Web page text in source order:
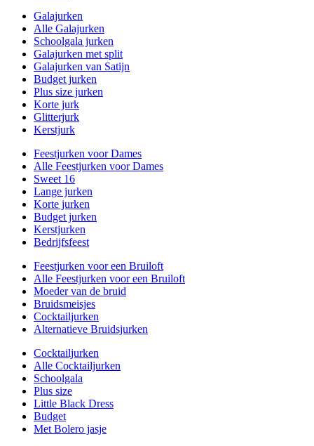
Galajurken
Alle Galajurken
Schoolgala jurken
Galajurken met split
Galajurken van Satijn
Budget jurken
Plus size jurken
Korte jurk
Glitterjurk
Kerstjurk
Feestjurken voor Dames
Alle Feestjurken voor Dames
Sweet 16
Lange jurken
Korte jurken
Budget jurken
Kerstjurken
Bedrijfsfeest
Feestjurken voor een Bruiloft
Alle Feestjurken voor een Bruiloft
Moeder van de bruid
Bruidsmeisjes
Cocktailjurken
Alternatieve Bruidsjurken
Cocktailjurken
Alle Cocktailjurken
Schoolgala
Plus size
Little Black Dress
Budget
Met Bolero jasje